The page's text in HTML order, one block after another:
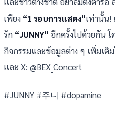
และชาวต่างชาติ อย่าลืมตั้งตารอ
เพียง “1 รอบการแสดง”เท่านั้น!
รัก “JUNNY” อีกครั้งไปด้วยกัน โ
กิจกรรมและข้อมูลต่าง ๆ เพิ่มเติ
และ X: @BEX_Concert
#JUNNY #주니 #dopamine